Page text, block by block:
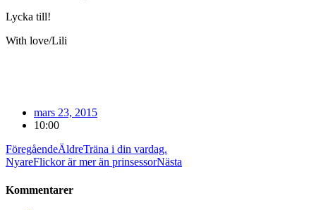
Lycka till!
With love/Lili
mars 23, 2015
10:00
FöregåendeÄldreTräna i din vardag.
NyareFlickor är mer än prinsessorNästa
Kommentarer